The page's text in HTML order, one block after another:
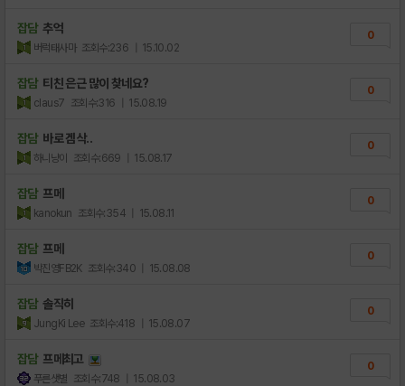
잡담 추억
버럭태사마 조회수:236 | 15.10.02
0
잡담 티친 은근 많이 찾네요?
claus7 조회수:316 | 15.08.19
0
잡담 바로 겜삭..
하니냥이 조회수:669 | 15.08.17
0
잡담 프메
kanokun 조회수:354 | 15.08.11
0
잡담 프메
박진영FB2K 조회수:340 | 15.08.08
0
잡담 솔직히
JungKi Lee 조회수:418 | 15.08.07
0
잡담 프메최고
푸른샛별 조회수:748 | 15.08.03
0